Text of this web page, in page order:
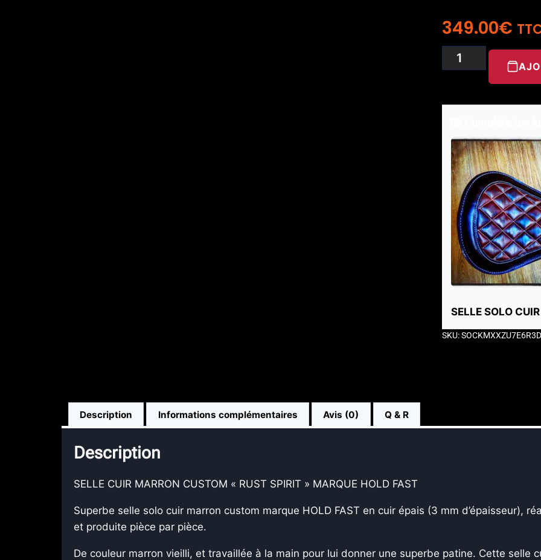
349.00€
SELLE SOLO
SKU:
Description Informations complémentaires Avis (0) Q & R
Description
SELLE CUIR MARRON CUSTOM « RUST SPIRIT » MARQUE HOLD FAST
Superbe selle solo cuir marron custom marque HOLD FAST en cuir épais (3 mm d’épaisseur),
et produite pièce par pièce.
De couleur marron vieilli, et travaillée à la main pour lui donner une superbe patine. Cette selle